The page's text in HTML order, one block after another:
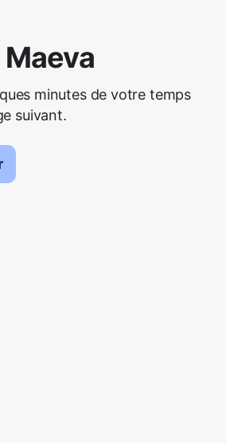
minutes de votre temps
suivant.